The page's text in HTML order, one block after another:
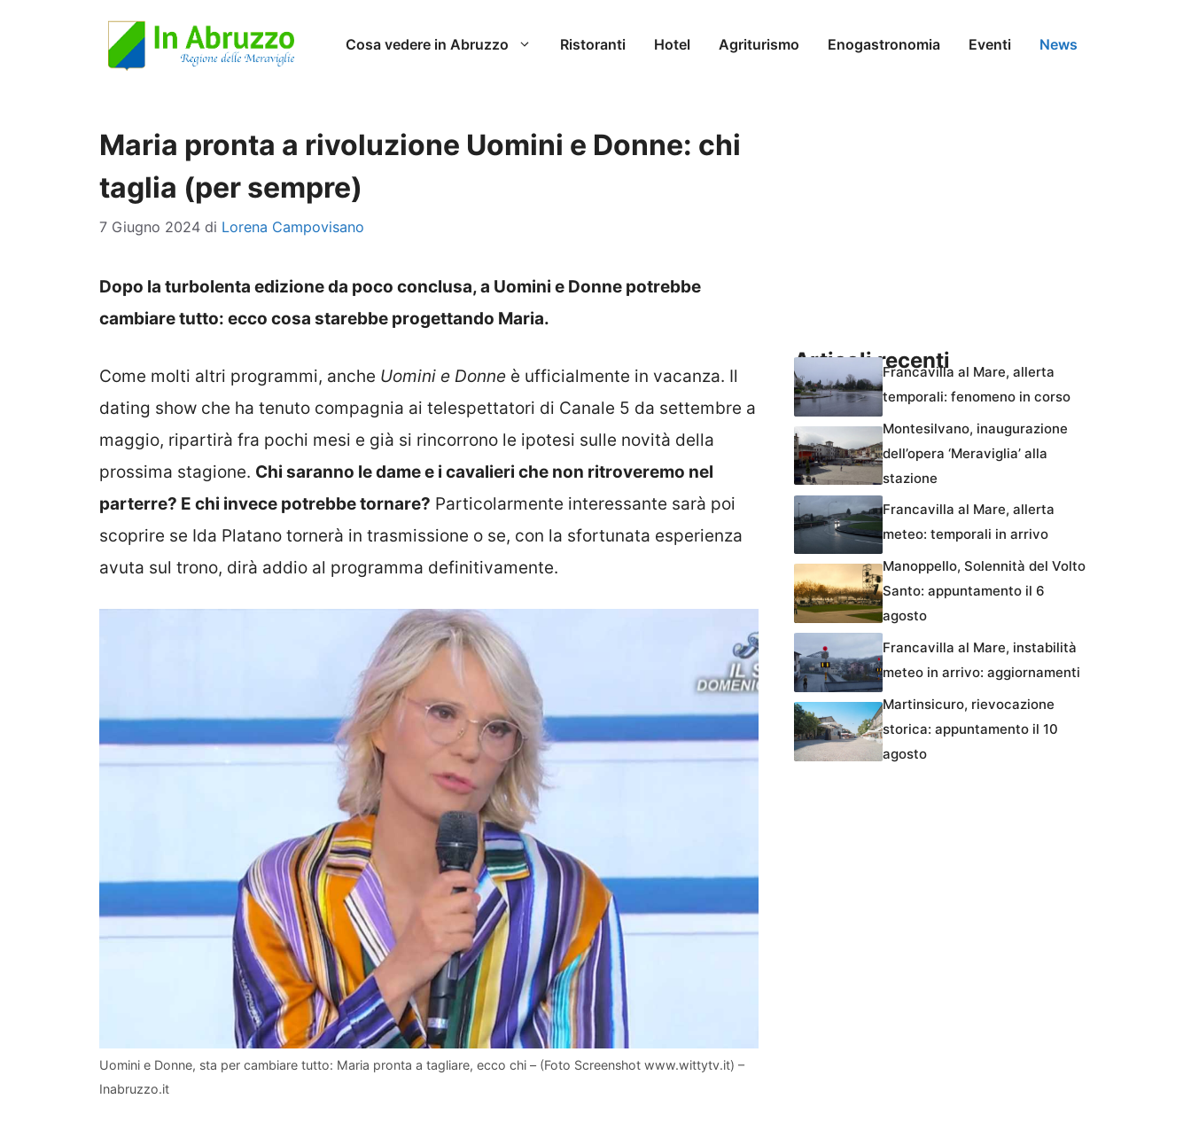
Cosa vedere in Abruzzo Ristoranti Hotel Agriturismo Enogastronomia Eventi News
Maria pronta a rivoluzione Uomini e Donne: chi
taglia (per sempre)
7 Giugno 2024 di Lorena Campovisano
Dopo la turbolenta edizione da poco conclusa, a Uomini e Donne potrebbe
cambiare tutto: ecco cosa starebbe progettando Maria.
Come molti altri programmi, anche Uomini e Donne è ufficialmente in vacanza. Il
dating show che ha tenuto compagnia ai telespettatori di Canale 5 da settembre a
maggio, ripartirà fra pochi mesi e già si rincorrono le ipotesi sulle novità della
prossima stagione. Chi saranno le dame e i cavalieri che non ritroveremo nel
parterre? E chi invece potrebbe tornare? Particolarmente interessante sarà poi
scoprire se Ida Platano tornerà in trasmissione o se, con la sfortunata esperienza
avuta sul trono, dirà addio al programma definitivamente.
Uomini e Donne, sta per cambiare tutto: Maria pronta a tagliare, ecco chi – (Foto Screenshot www.wittytv.it) –
Inabruzzo.it
Articoli recentiFrancavilla al Mare, allerta
temporali: fenomeno in corso
Montesilvano, inaugurazione
dell’opera ‘Meraviglia’ alla
stazione
Francavilla al Mare, allerta
meteo: temporali in arrivo
Manoppello, Solennità del Volto
Santo: appuntamento il 6
agosto
Francavilla al Mare, instabilità
meteo in arrivo: aggiornamenti
Martinsicuro, rievocazione
storica: appuntamento il 10
agosto